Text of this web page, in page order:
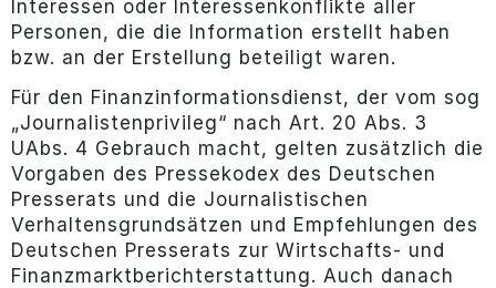
Interessen oder Interessenkonflikte aller
Personen, die die Information erstellt haben
bzw. an der Erstellung beteiligt waren.
Für den Finanzinformationsdienst, der vom sog
„Journalistenprivileg“ nach Art. 20 Abs. 3
UAbs. 4 Gebrauch macht, gelten zusätzlich die
Vorgaben des Pressekodex des Deutschen
Presserats und die Journalistischen
Verhaltensgrundsätzen und Empfehlungen des
Deutschen Presserats zur Wirtschafts- und
Finanzmarktberichterstattung. Auch danach